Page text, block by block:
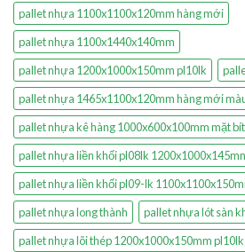
pallet nhựa 1100x1100x120mm hàng mới
pallet nhựa 1100x1440x140mm
pallet nhựa 1200x1000x150mm pl10lk
pallet nhựa 1465x1100x120mm hàng mới
pallet nhựa kê hàng 1000x600x100mm mặt bít
pallet nhựa liền khối pl08lk
pallet nhựa liền khối pl09-lk
pallet nhựa long thành
pallet nhựa lót sàn
pallet nhựa lõi thép 1200x1000x150mm pl10lk